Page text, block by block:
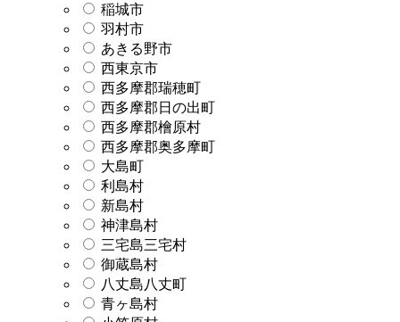
稲城市
羽村市
あきる野市
西東京市
西多摩郡瑞穂町
西多摩郡日の出町
西多摩郡檜原村
西多摩郡奥多摩町
大島町
利島村
新島村
神津島村
三宅島三宅村
御蔵島村
八丈島八丈町
青ヶ島村